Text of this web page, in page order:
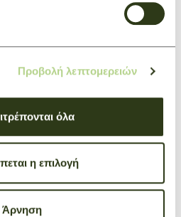
Προβολή λεπτομερειών
όλα
η επιλογή
Άρνηση